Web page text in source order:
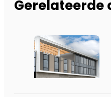
Gerelateerde